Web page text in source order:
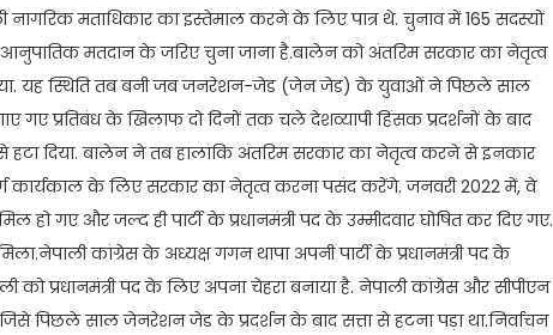
मताधिकार का इस्तेमाल करने के लिए पात्र थे. चुनाव में 165 सदस्यों
आनुपातिक मतदान के जरिए चुना जाना है.बालेन को अंतरिम सरकार का नेतृत्व
यह स्थिति तब बनी जब जनरेशन-जेड (जेन जेड) के युवाओं ने पिछले साल
गए प्रतिबंध के खिलाफ दो दिनों तक चले देशव्यापी हिंसक प्रदर्शनों के बाद
दिया. बालेन ने तब हालांकि अंतरिम सरकार का नेतृत्व करने से इनकार
कार्यकाल के लिए सरकार का नेतृत्व करना पसंद करेंगे. जनवरी 2022 में, वे
हो गए और जल्द ही पार्टी के प्रधानमंत्री पद के उम्मीदवार घोषित कर दिए गए.
कांग्रेस के अध्यक्ष गगन थापा अपनी पार्टी के प्रधानमंत्री पद के
प्रधानमंत्री पद के लिए अपना चेहरा बनाया है. नेपाली कांग्रेस और सीपीएन
पिछले साल जेनरेशन जेड के प्रदर्शन के बाद सत्ता से हटना पड़ा था.निर्वाचन